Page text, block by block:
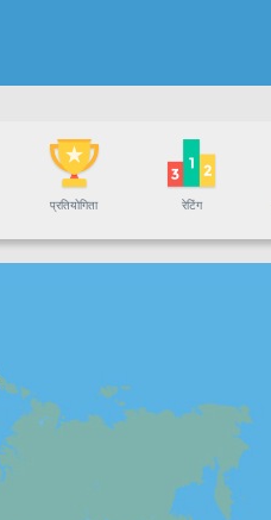
प्रतियोगिता रेटिंग